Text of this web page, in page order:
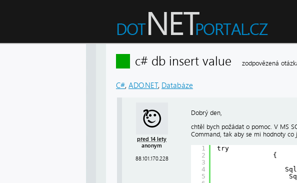
c# db insert value zodpovězená
C#, ADO.NET, Databáze
před 14 lety
anonym
88.101.170.228
Dobrý den,
chtěl bych požádat o pomoc. V MS
Command, tak aby se mi hodnoty co
1
2
3
4
5
try
{